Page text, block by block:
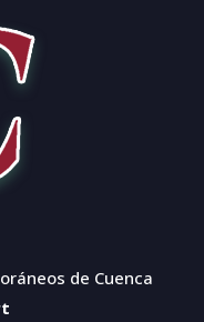
de Cuenca